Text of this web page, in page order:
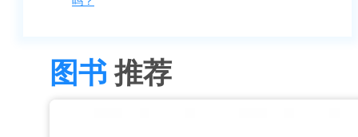
图书推荐